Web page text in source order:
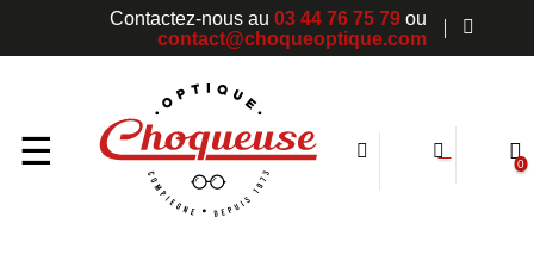
Contactez-nous au03 44 76 75 79 ou
contact@choqueoptique.com
Basculer
navigation
☰ 0